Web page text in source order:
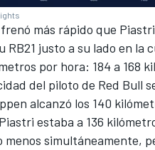
más rápido que
RB21 justo a su lado en la
por hora: 184 a 168
del piloto de Red Bull
alcanzó los 140
estaba a 136
menos simultáneamente,